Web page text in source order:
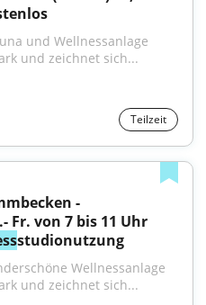
und Wellnessanlage
und zeichnet sich...
Teilzeit
-
Fr. von 7 bis 11 Uhr
studionutzung
Wellnessanlage
und zeichnet sich...